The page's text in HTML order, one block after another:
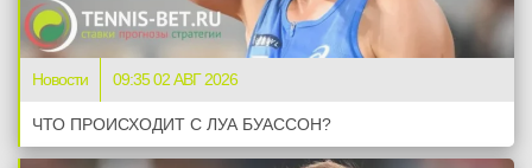
Новости 09:35 02 АВГ 2026
ЧТО ПРОИСХОДИТ С ЛУА БУАССОН?